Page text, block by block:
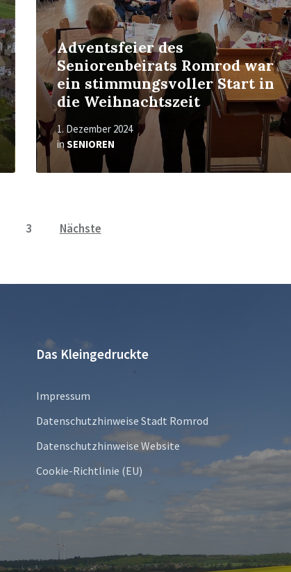
Adventsfeier des
Seniorenbeirats Romrod war
ein stimmungsvoller Start in
die Weihnachtszeit
1. Dezember 2024
in SENIOREN
3 Nächste
Das Kleingedruckte
Impressum
Datenschutzhinweise Stadt Romrod
Datenschutzhinweise Website
Cookie-Richtlinie (EU)